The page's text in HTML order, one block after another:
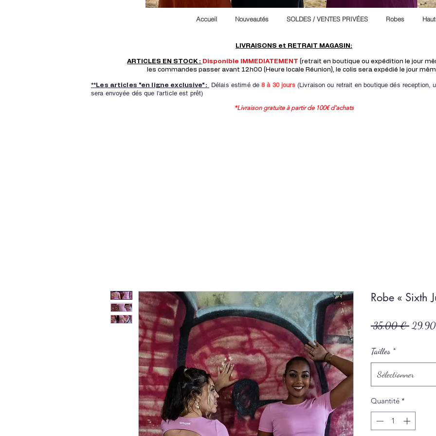
Accueil Nouveautés SOLDES / VENTES PRIVÉES Robes
LIVRAISONS et RETRAIT MAGASIN:
ARTICLES EN STOCK : Disponible IMMEDIATEMENT (retrait en boutique ou expédition le jour
les commandes passer avant 12h00 (Heure locale Réunion), le colis sera expédié le jour
**Les articles "en ligne exclusive": Délais estimé de8 à 30 jours(Livraison ou retrait en boutique dés reception,
sera envoyée dés que l'article est prêt)
*Livraison gratuite à partir de 100€ d'achats
Robe « Sixth
35,00 € Prix
Tailles *
Sélectionner
Quantité *